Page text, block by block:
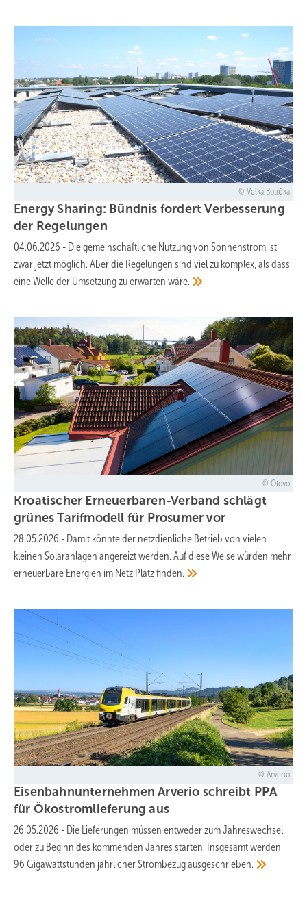
Velka Botička
Energy Sharing: Bündnis fordert Verbesserung
der Regelungen
04.06.2026 - Die gemeinschaftliche Nutzung von Sonnenstrom ist
zwar jetzt möglich. Aber die Regelungen sind viel zu komplex, als dass
eine Welle der Umsetzung zu erwarten wäre.
Otovo
Kroatischer Erneuerbaren-Verband schlägt
grünes Tarifmodell für Prosumervor
28.05.2026 - Damit könnte der netzdienliche Betrieb von vielen
kleinen Solaranlagen angereizt werden. Auf diese Weise würden mehr
erneuerbare Energien im Netz Platzfinden.
Arverio
Eisenbahnunternehmen Arverio schreibt PPA
für Ökostromlieferungaus
26.05.2026 - Die Lieferungen müssen entweder zum Jahreswechsel
oder zu Beginn des kommenden Jahres starten. Insgesamt werden
96 Gigawattstunden jährlicher Strombezugausgeschrieben.